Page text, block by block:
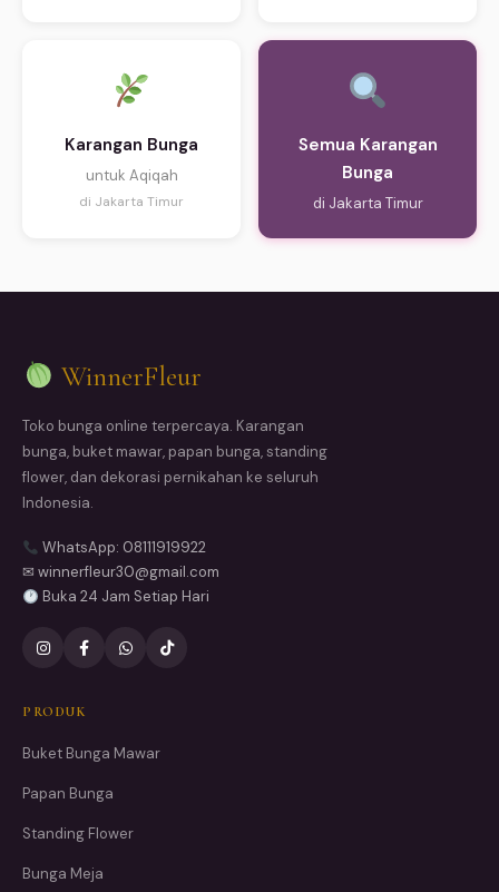
Karangan Bunga
untuk Aqiqah
di Jakarta Timur
Semua Karangan
Bunga
di Jakarta Timur
WinnerFleur
Toko bunga online terpercaya. Karangan
bunga, buket mawar, papan bunga, standing
flower, dan dekorasi pernikahan ke seluruh
Indonesia.
WhatsApp: 08111919922
✉ winnerfleur30@gmail.com
Buka 24 Jam Setiap Hari
PRODUK
Buket Bunga Mawar
Papan Bunga
Standing Flower
Bunga Meja